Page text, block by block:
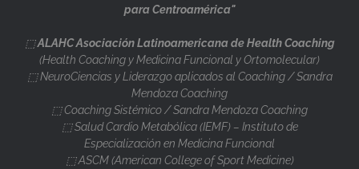
para Centroamérica"
⬚ ALAHC Asociación Latinoamericana de Health Coaching
(Health Coaching y Medicina Funcional y Ortomolecular)
⬚ NeuroCiencias y Liderazgo aplicados al Coaching / Sandra
Mendoza Coaching
⬚ Coaching Sistémico / Sandra Mendoza Coaching
⬚ Salud Cardio Metabólica (IEMF) – Instituto de
Especialización en Medicina Funcional
⬚ ASCM (American College of Sport Medicine)